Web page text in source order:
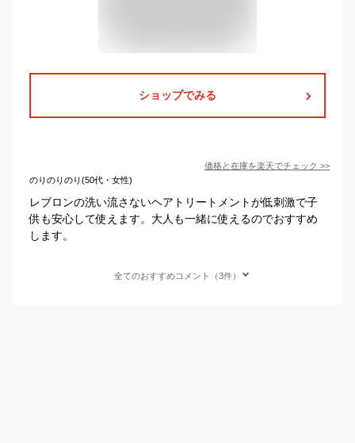
ショップでみる
価格と在庫を楽天でチェック >>
のりのりのり(50代・女性)
レブロンの洗い流さないヘアトリートメントが低刺激で子
供も安心して使えます。大人も一緒に使えるのでおすすめ
します。
全てのおすすめコメント（3件）